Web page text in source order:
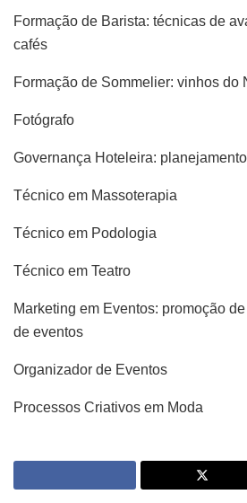
Formação de Barista: técnicas de
cafés
Formação de Sommelier: vinhos do
Fotógrafo
Governança Hoteleira:
Técnico em Massoterapia
Técnico em Podologia
Técnico em Teatro
Marketing em Eventos: promoção
de eventos
Organizador de Eventos
Processos Criativos em Moda